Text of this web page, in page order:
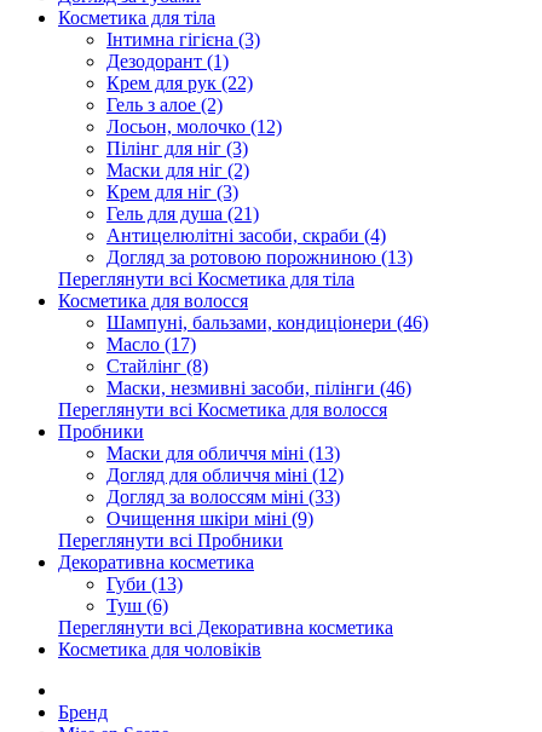
Косметика для тіла
Інтимна гігієна (3)
Дезодорант (1)
Крем для рук (22)
Гель з алое (2)
Лосьон, молочко (12)
Пілінг для ніг (3)
Маски для ніг (2)
Крем для ніг (3)
Гель для душа (21)
Антицелюлітні засоби, скраби (4)
Догляд за ротовою порожниною (13)
Переглянути всі Косметика для тіла
Косметика для волосся
Шампуні, бальзами, кондиціонери (46)
Масло (17)
Стайлінг (8)
Маски, незмивні засоби, пілінги (46)
Переглянути всі Косметика для волосся
Пробники
Маски для обличчя міні (13)
Догляд для обличчя міні (12)
Догляд за волоссям міні (33)
Очищення шкіри міні (9)
Переглянути всі Пробники
Декоративна косметика
Губи (13)
Туш (6)
Переглянути всі Декоративна косметика
Косметика для чоловіків
Бренд